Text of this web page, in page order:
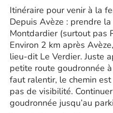
Itinéraire pour venir à la
Depuis Avèze : prendre
Montdardier (surtout pas
Environ 2 km après
lieu-dit Le Verdier. Juste
petite route goudronnée
faut ralentir, le chemin
pas de visibilité.
goudronnée jusqu’au